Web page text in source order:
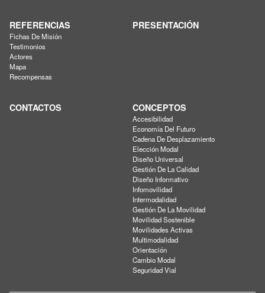
REFERENCIAS
Fichas De Misión
Testimonios
Actores
Mapa
Recompensas
PRESENTACIÓN
CONTACTOS CONCEPTOS
Accesibilidad
Economía Del Futuro
Cadena De Desplazamiento
Elección Modal
Diseño Universal
Gestión De La Calidad
Diseño Informativo
Infomovilidad
Intermodalidad
Gestión De La Movilidad
Movilidad Sostenible
Movilidades Activas
Multimodalidad
Orientación
Cambio Modal
Seguridad Vial